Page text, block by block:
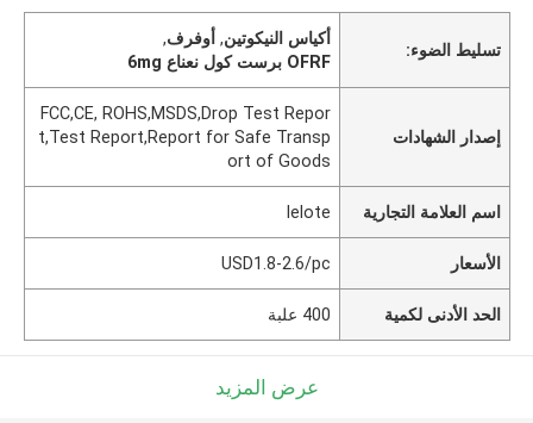
تسليط الضوء:
أكياس النيكوتين,أوفرف,
OFRF برست كول نعناع 6mg
إصدار الشهادات
FCC,CE, ROHS,MSDS,Drop Test Repor
t,Test Report,Report for Safe Transp
ort of Goods
اسم العلامة التجارية lelote
الأسعار USD1.8-2.6/pc
الحد الأدنى لكمية 400 علبة
عرض المزيد